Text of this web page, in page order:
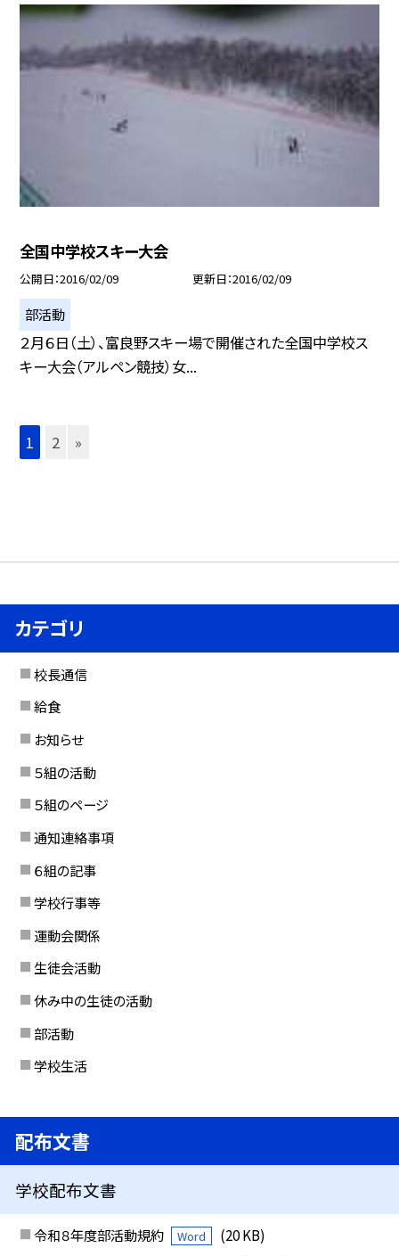
全国中学校スキー大会
公開日 2016/02/09 更新日 2016/02/09
部活動
２月６日（土）、富良野スキー場で開催された全国中学校ス
キー大会（アルペン競技）女...
1 2 »
カテゴリ
校長通信
給食
お知らせ
５組の活動
５組のページ
通知連絡事項
６組の記事
学校行事等
運動会関係
生徒会活動
休み中の生徒の活動
部活動
学校生活
配布文書
学校配布文書
令和８年度部活動規約 Word
(20 KB)